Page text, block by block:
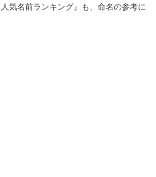
気名前ランキング』も、命名の参考に